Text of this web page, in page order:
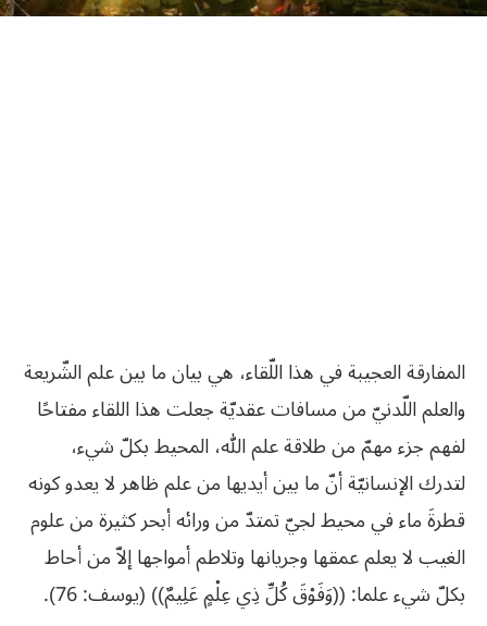
المفارقة العجيبة في هذا اللّقاء، هي بيان ما بين علم الشّريعة
والعلم اللّدنيّ من مسافات عقديّة جعلت هذا اللقاء مفتاحًا
لفهم جزء مهمّ من طلاقة علم الله، المحيط بكلّ شيء،
لتدرك الإنسانيّة أنّ ما بين أيديها من علم ظاهر لا يعدو كونه
قطرةَ ماء في محيط لجيّ تمتدّ من ورائه أبحر كثيرة من علوم
الغيب لا يعلم عمقها وجريانها وتلاطم أمواجها إلاّ من أحاط
بكلّ شيء علما: ((وَفَوْقَ كُلِّ ذِي عِلْمٍ عَلِيمٌ)) (يوسف: 76).